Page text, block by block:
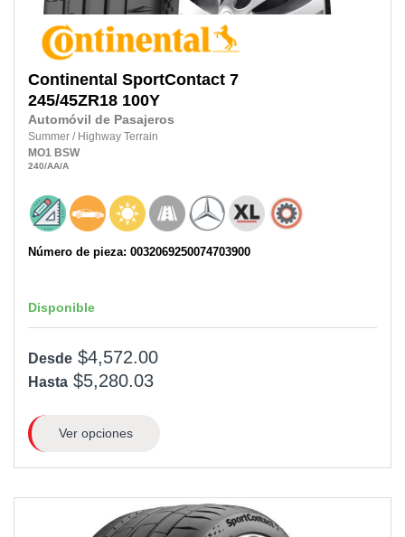
Continental SportContact 7
245/45ZR18 100Y
Automóvil de Pasajeros
Summer / Highway Terrain
MO1 BSW
240/AA/A
Número de pieza: 0032069250074703900
Disponible
Desde $4,572.00
Hasta $5,280.03
Ver opciones